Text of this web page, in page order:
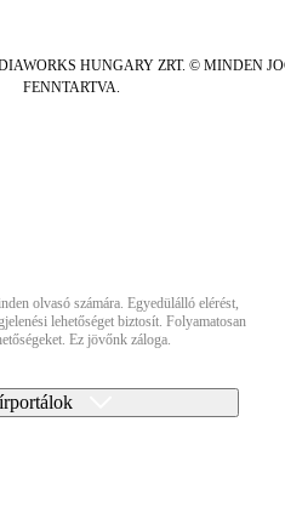
HUNGARY ZRT. © MINDEN
FENNTARTVA.
olvasó számára. Egyedülálló elérést,
lehetőséget biztosít. Folyamatosan
Ez jövőnk záloga.